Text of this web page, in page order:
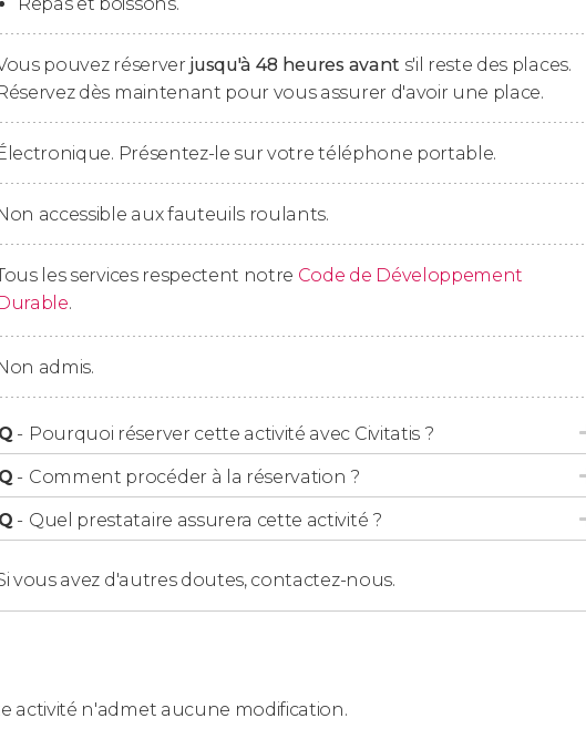
à votre hôtel, où nous conclurons cette activité d'une durée
pouvez réserver jusqu'à 48 heures avant s'il reste des places.
dès maintenant pour vous assurer d'avoir une place.
Présentez-le sur votre téléphone portable.
accessible aux fauteuils roulants.
les services respectent notre Code de Développement
.
admis.
Q - Pourquoi réserver cette activité avec Civitatis ?
Q - Comment procéder à la réservation ?
Q - Quel prestataire assurera cette activité ?
vous avez d'autres doutes, contactez-nous.
activité n'admet aucune modification.